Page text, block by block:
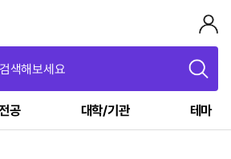
색해보세요
공 대학/기관 테마